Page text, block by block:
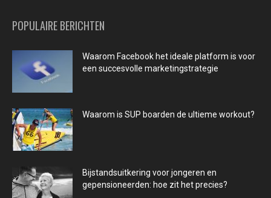
POPULAIRE BERICHTEN
Waarom Facebook het ideale platform is voor
een succesvolle marketingstrategie
Waarom is SUP boarden de ultieme workout?
Bijstandsuitkering voor jongeren en
gepensioneerden: hoe zit het precies?